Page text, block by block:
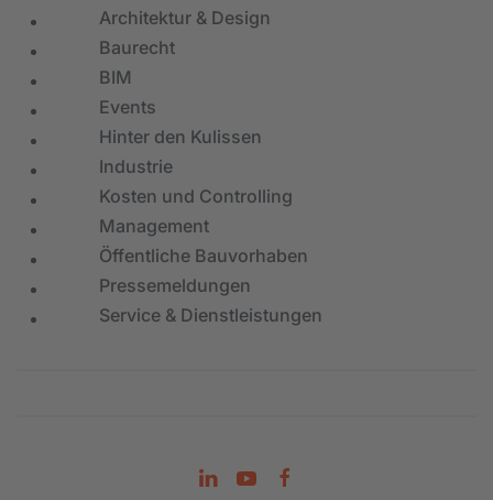
Architektur & Design
Baurecht
BIM
Events
Hinter den Kulissen
Industrie
Kosten und Controlling
Management
Öffentliche Bauvorhaben
Pressemeldungen
Service & Dienstleistungen